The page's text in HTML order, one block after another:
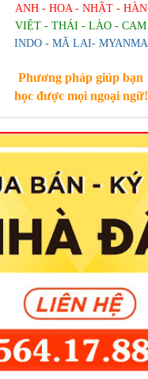
ANH - HOA - NHẬT - HÀN
VIỆT - THÁI - LÀO - CAM
INDO - MÃ LAI- MYANMA
Phương pháp giúp bạn
học được mọi ngoại ngữ!